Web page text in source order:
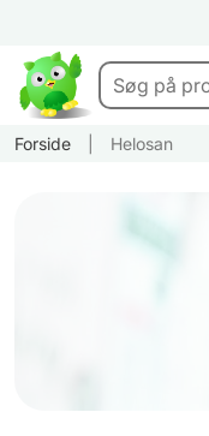
Forside Helosan